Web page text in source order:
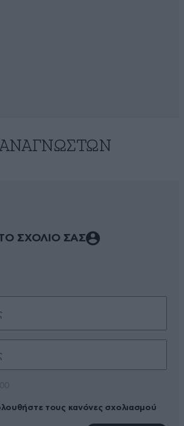
ΑΝΑΓΝΩΣΤΏΝ
ΣΧΟΛΙΟ ΣΑΣ
τους κανόνες σχολιασμού